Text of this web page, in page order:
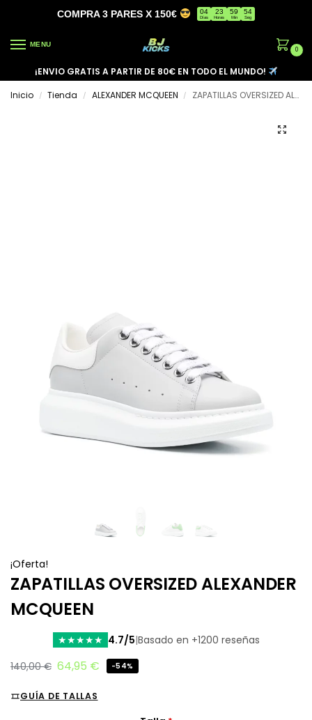
COMPRA 3 PARES X 150€ 04
Días
23
Horas
59
Min
53
Seg
MENU
0
¡ENVIO GRATIS A PARTIR DE 80€ EN TODO EL MUNDO!
Inicio
/ Tienda / ALEXANDER MCQUEEN / ZAPATILLAS OVERSIZED ALEXANDER MCQUEEN
¡Oferta!
ZAPATILLAS OVERSIZED ALEXANDER
MCQUEEN
★★★★★ 4.7/5|Basado en +1200 reseñas
140,00€ 64,95 € -54%
GUÍA DE TALLAS